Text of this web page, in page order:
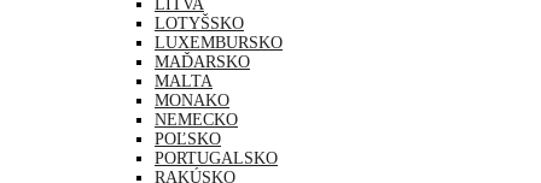
LITVA
LOTYŠSKO
LUXEMBURSKO
MAĎARSKO
MALTA
MONAKO
NEMECKO
POĽSKO
PORTUGALSKO
RAKÚSKO